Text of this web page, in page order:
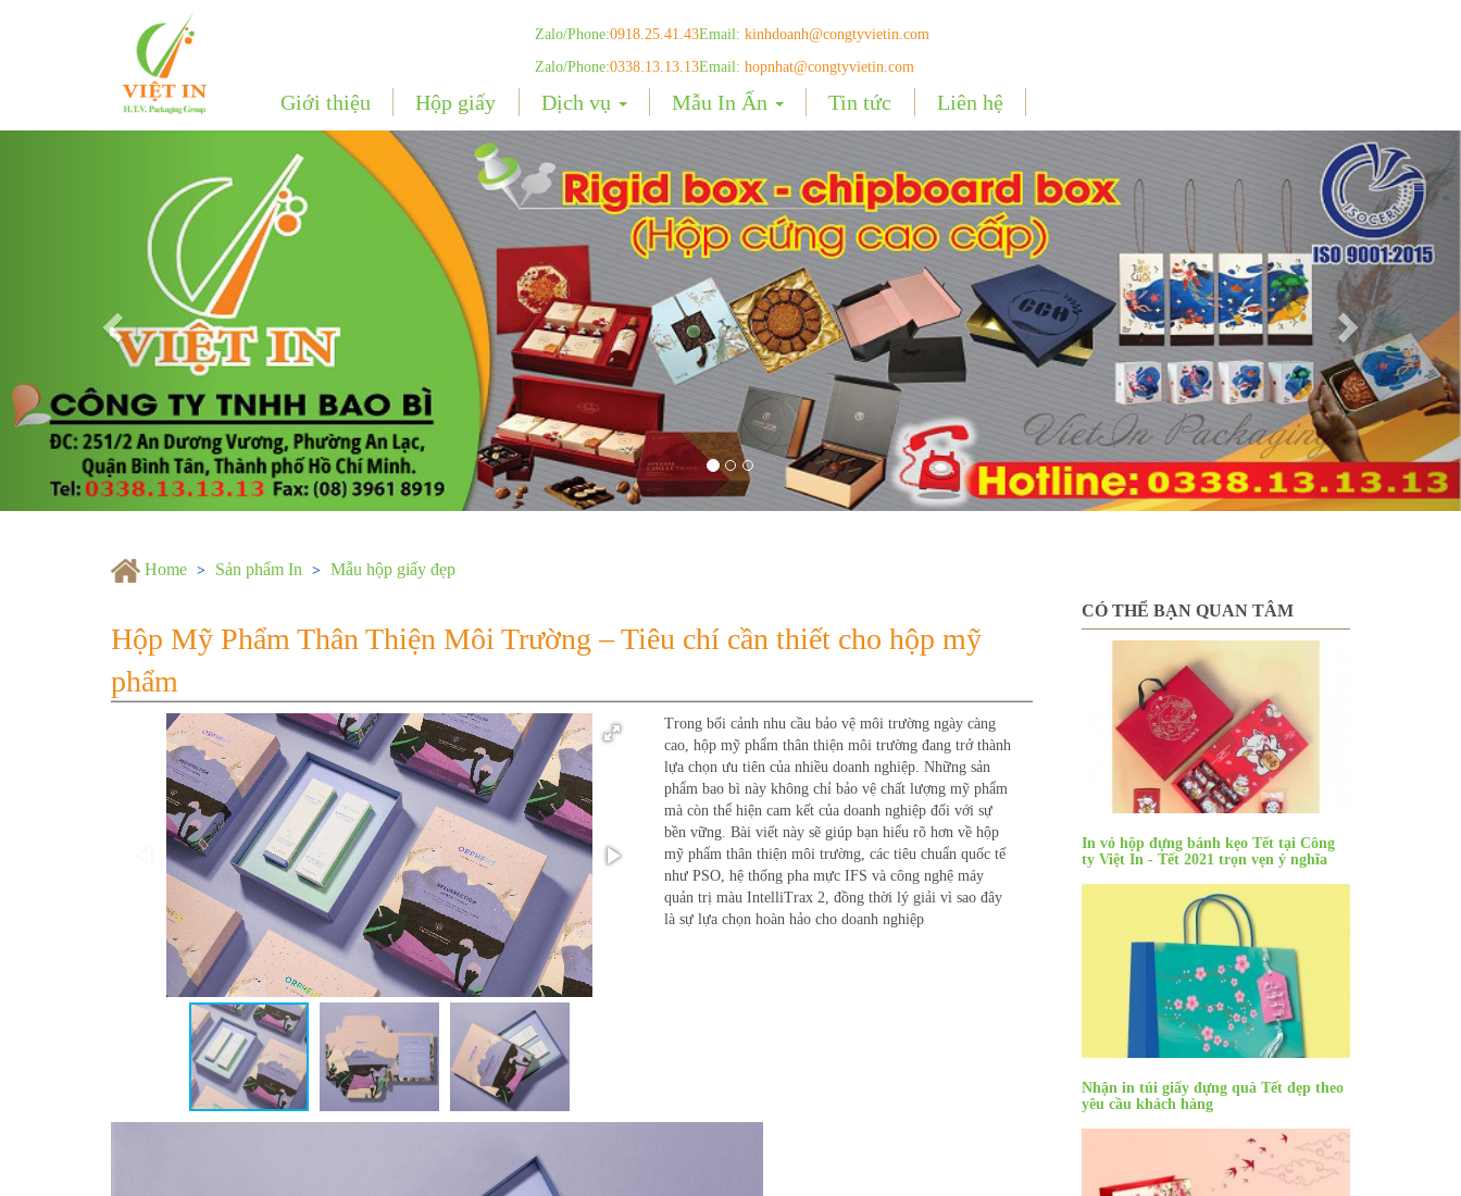
Zalo/Phone:0918.25.41.43
Zalo/Phone:0338.13.13.13
Email: kinhdoanh@congtyvietin.com
Email: hopnhat@congtyvietin.com
Giới thiệu Hộp giấy Dịch vụ Mẫu In Ấn Tin tức
Liên hệ
Next
Home Sản phẩm In Mẫu hộp giấy đẹp
Hộp Mỹ Phẩm Thân Thiện Môi Trường – Tiêu chí cần thiết cho hộp mỹ
phẩm
Trong bối cảnh nhu cầu bảo vệ môi trường ngày càng
cao, hộp mỹ phẩm thân thiện môi trường đang trở thành
lựa chọn ưu tiên của nhiều doanh nghiệp. Những sản
phẩm bao bì này không chỉ bảo vệ chất lượng mỹ phẩm
mà còn thể hiện cam kết của doanh nghiệp đối với sự
bền vững. Bài viết này sẽ giúp bạn hiểu rõ hơn về hộp
mỹ phẩm thân thiện môi trường, các tiêu chuẩn quốc tế
như PSO, hệ thống pha mực IFS và công nghệ máy
quản trị màu IntelliTrax 2, đồng thời lý giải vì sao đây
là sự lựa chọn hoàn hảo cho doanh nghiệp
CÓ THỂ BẠN QUAN TÂM
In vỏ hộp đựng bánh kẹo Tết tại Công
ty Việt In - Tết 2021 trọn vẹn ý nghĩa
Nhận in túi giấy đựng quà Tết đẹp theo
yêu cầu khách hàng